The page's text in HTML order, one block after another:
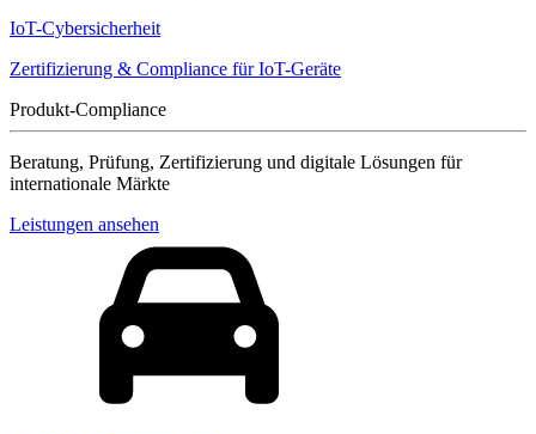
IoT-Cybersicherheit
Zertifizierung & Compliance für IoT-Geräte
Produkt-Compliance
Beratung, Prüfung, Zertifizierung und digitale Lösungen für
internationale Märkte
Leistungen ansehen